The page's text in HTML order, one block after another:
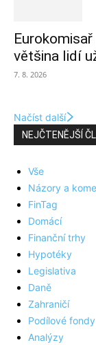
většina lidí
7. 8. 2026
Načíst další
NEJČTENĚJŠÍ
Vše
Názory a
FinTag
Domácí
Finanční trhy
Hypotéky
Legislativa
Daně
Zahraničí
Podílové fondy
Analýzy